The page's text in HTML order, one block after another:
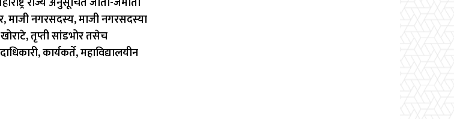
माजी नगरसदस्य, माजी नगरसदस्या
तृप्ती सांडभोर तसेच
कार्यकर्ते, महाविद्यालयीन